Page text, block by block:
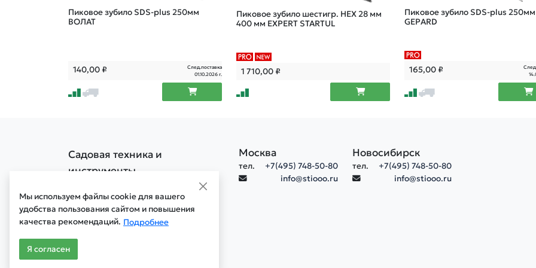
Пиковое зубило SDS-plus 250мм
ВОЛАТ
140,00₽
След.поставка
01.10.2026 г.
Пиковое зубило шестигр. HEX 28 мм
400 мм EXPERT STARTUL
1 710,00₽
Пиковое зубило SDS-plus 250мм
GEPARD
165,00₽
Мы используем файлы cookie для вашего
удобства пользования сайтом и повышения
качества рекомендаций. Подробнее
Я согласен
Садовая техника и
инструменты
Политика обработки cookie
Мобильная версия сайта
Старая версия сайта
© 1996 - 2026
Москва
тел.
+7(495) 748-50-80
info@stiooo.ru
Новосибирск
тел.
+7(495) 748-50-80
info@stiooo.ru